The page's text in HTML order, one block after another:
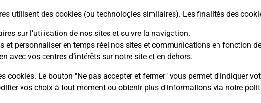
utilisent des cookies (ou technologies similaires). Les finalités des
sur l’utilisation de nos sites et suivre la navigation.
et personnaliser en temps réel nos sites et communications en fonction
avec vos centres d’intérêts sur notre site et en dehors.
cookies. Le bouton "Ne pas accepter et fermer" vous permet d'indiquer
vos choix à tout moment ou obtenir plus d'informations via notre